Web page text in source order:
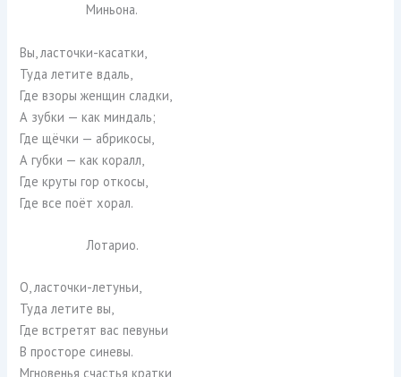
Миньона.
Вы, ласточки-касатки,
Туда летите вдаль,
Где взоры женщин сладки,
А зубки — как миндаль;
Где щёчки — абрикосы,
А губки — как коралл,
Где круты гор откосы,
Где все поёт хорал.
Лотарио.
О, ласточки-летуньи,
Туда летите вы,
Где встретят вас певуньи
В просторе синевы.
Мгновенья счастья кратки,